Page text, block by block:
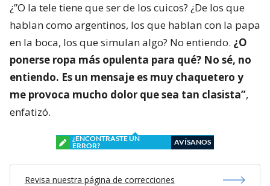
¿”O la tele tiene que ser de los cuicos? ¿De los que
hablan como argentinos, los que hablan con la papa
en la boca, los que simulan algo? No entiendo. ¿O
ponerse ropa más opulenta para qué? No sé, no
entiendo. Es un mensaje es muy chaquetero y
me provoca mucho dolor que sea tan clasista”,
enfatizó.
¿ENCONTRASTE UN
ERROR?
AVÍSANOS
Revisa nuestra página de correcciones